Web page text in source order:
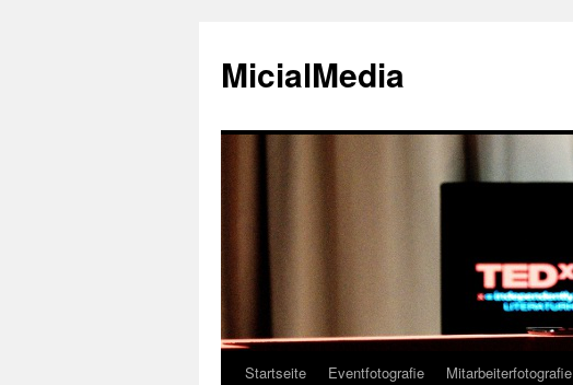
MicialMedia
ZumStartseite Eventfotografie Mitarbeiterfotografie